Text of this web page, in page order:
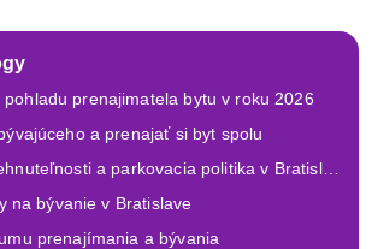
pohladu prenajimatela bytu v roku 2026
a prenajať si byt spolu
Prenajímanie nehnuteľnosti a parkovacia politika v Bratislave
na bývanie v Bratislave
prenajímania a bývania